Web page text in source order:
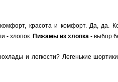
красота и комфорт. Да, да.
- хлопок. Пижамы из хлопка - выбор
и легкости? Легенькие